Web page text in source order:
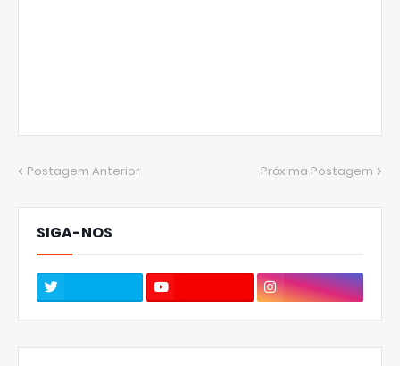
Postagem Anterior Próxima Postagem
SIGA-NOS